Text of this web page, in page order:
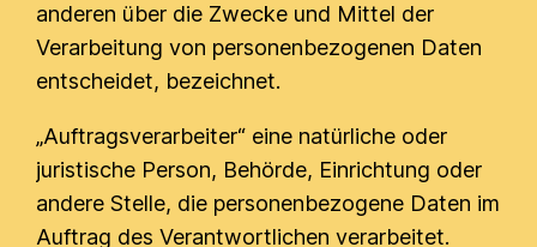
anderen über die Zwecke und Mittel der
Verarbeitung von personenbezogenen Daten
entscheidet, bezeichnet.
„Auftragsverarbeiter“ eine natürliche oder
juristische Person, Behörde, Einrichtung oder
andere Stelle, die personenbezogene Daten im
Auftrag des Verantwortlichen verarbeitet.